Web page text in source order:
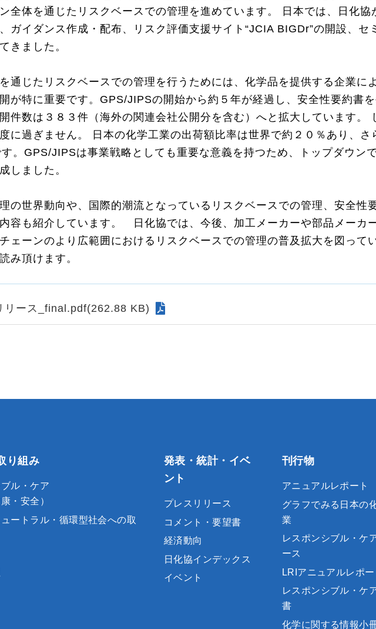
全体を通じたリスクベースでの管理を進めています。 日本では、日化協
ガイダンス作成・配布、リスク評価支援サイト“JCIA BIGDr”の開設、セ
きました。
通じたリスクベースでの管理を行うためには、化学品を提供する企業に
が特に重要です。GPS/JIPSの開始から約５年が経過し、安全性要約書
件数は３８３件（海外の関連会社公開分を含む）へと拡大しています。
に過ぎません。 日本の化学工業の出荷額比率は世界で約２０％あり、
。GPS/JIPSは事業戦略としても重要な意義を持つため、トップダウン
しました。
の世界動向や、国際的潮流となっているリスクベースでの管理、安全性
容も紹介しています。 日化協では、今後、加工メーカーや部品メーカ
ェーンのより広範囲におけるリスクベースでの管理の普及拡大を図って
み頂けます。
リース_final.pdf(262.88 KB)
り組み
ル・ケア
・安全）
ートラル・循環型社会への取
発表・統計・イベ
ント
プレスリリース
コメント・要望書
経済動向
日化協インデックス
イベント
刊行物
アニュアルレポート
グラフでみる日本の
業
レスポンシブル・ケ
ース
LRIアニュアルレポー
レスポンシブル・ケ
書
化学に関する情報小